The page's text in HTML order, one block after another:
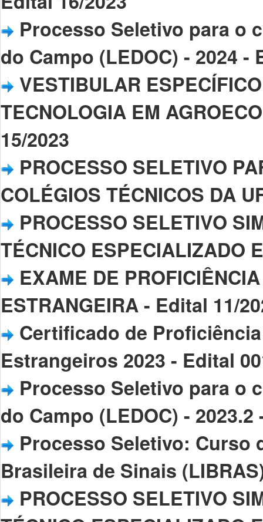
Processo Seletivo para o
do Campo (LEDOC) - 2024 -
VESTIBULAR
TECNOLOGIA EM
15/2023
PROCESSO SELETIVO
COLÉGIOS TÉCNICOS DA
PROCESSO SELETIVO
TÉCNICO ESPECIALIZADO
EXAME DE
ESTRANGEIRA - Edital 11/
Certificado de
Estrangeiros 2023 - Edital
Processo Seletivo para o
do Campo (LEDOC) - 2023.2
Processo Seletivo: Curso
Brasileira de Sinais
PROCESSO SELETIVO